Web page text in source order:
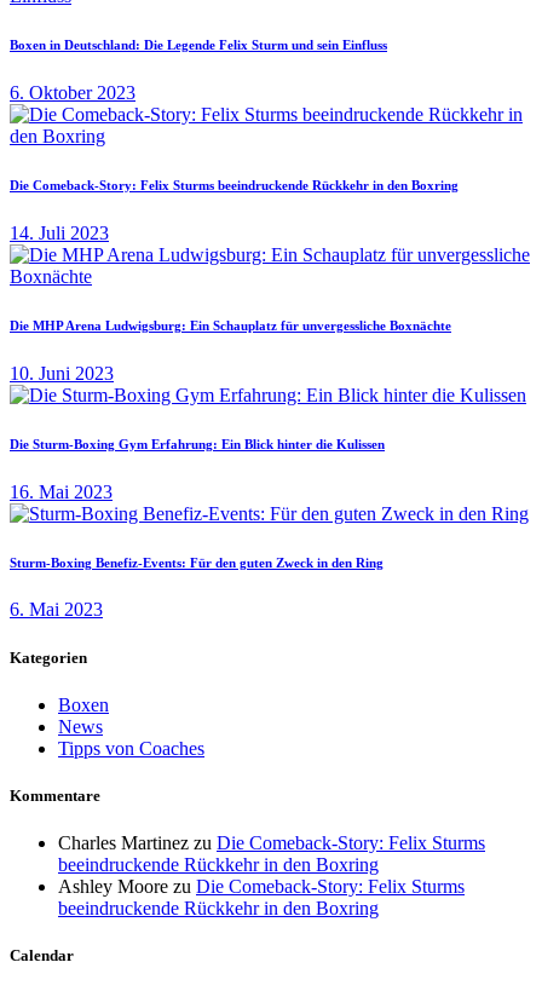
Boxen in Deutschland: Die Legende Felix Sturm und sein Einfluss
6. Oktober 2023
Die Comeback-Story: Felix Sturms beeindruckende Rückkehr in den Boxring
14. Juli 2023
Die MHP Arena Ludwigsburg: Ein Schauplatz für unvergessliche Boxnächte
10. Juni 2023
Die Sturm-Boxing Gym Erfahrung: Ein Blick hinter die Kulissen
16. Mai 2023
Sturm-Boxing Benefiz-Events: Für den guten Zweck in den Ring
6. Mai 2023
Kategorien
Boxen
News
Tipps von Coaches
Kommentare
Charles Martinez zu Die Comeback-Story: Felix Sturms
beeindruckende Rückkehr in den Boxring
Ashley Moore zu Die Comeback-Story: Felix Sturms
beeindruckende Rückkehr in den Boxring
Calendar